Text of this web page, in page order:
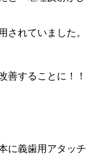
れていました。
することに！！
に義歯用アタッチ